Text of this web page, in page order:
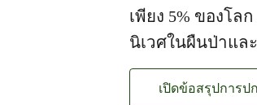
เพียง 5% ของโล
นิเวศในผืนป่าแล
เปิดข้อสรุปการป